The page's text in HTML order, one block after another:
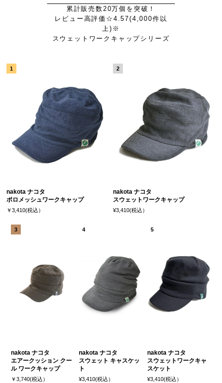
累計販売数20万個を突破！
レビュー高評価☆4.57(4,000件以
上)※
スウェットワークキャップシリーズ
nakota ナコタ
ポロメッシュワークキャップ
￥3,410(税込）
nakota ナコタ
スウェットワークキャップ
¥3,410(税込）
nakota ナコタ
エアークッション クー
ル ワークキャップ
￥3,740(税込）
nakota ナコタ
スウェット キャスケッ
ト
¥3,410(税込）
nakota ナコタ
スウェットワークキャ
スケット
¥3,410(税込）